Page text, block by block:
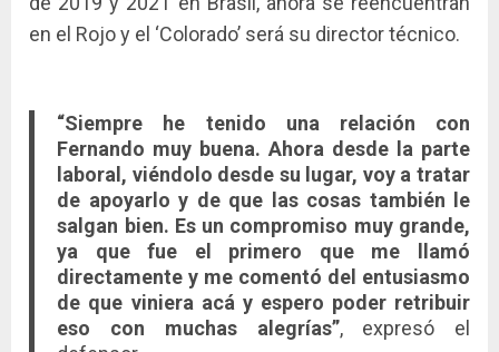
en el Rojo y el ‘Colorado’ será su director técnico.
“Siempre he tenido una relación con
Fernando muy buena. Ahora desde la parte
laboral, viéndolo desde su lugar, voy a tratar
de apoyarlo y de que las cosas también le
salgan bien. Es un compromiso muy grande,
ya que fue el primero que me llamó
directamente y me comentó del entusiasmo
de que viniera acá y espero poder retribuir
eso con muchas alegrías”, expresó el